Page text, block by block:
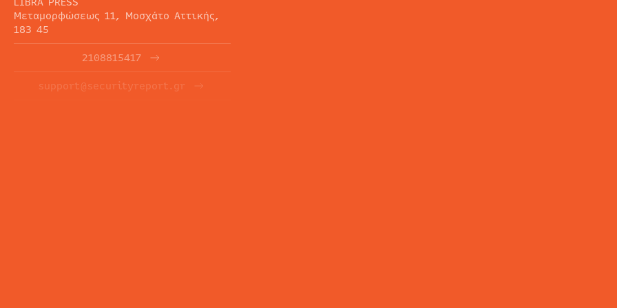
Μεταμορφώσεως 11, Μοσχάτο Αττικής,
183 45
2108815417
support@securityreport.gr